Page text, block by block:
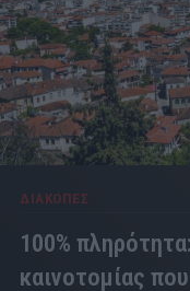
ΔΙΑΚΟΠΕΣ
100%
καινοτομίας